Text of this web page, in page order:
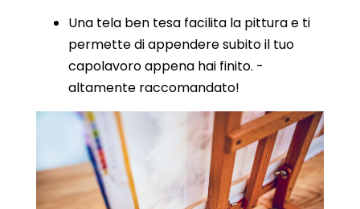
Una tela ben tesa facilita la pittura e ti
permette di appendere subito il tuo
capolavoro appena hai finito. -
altamente raccomandato!